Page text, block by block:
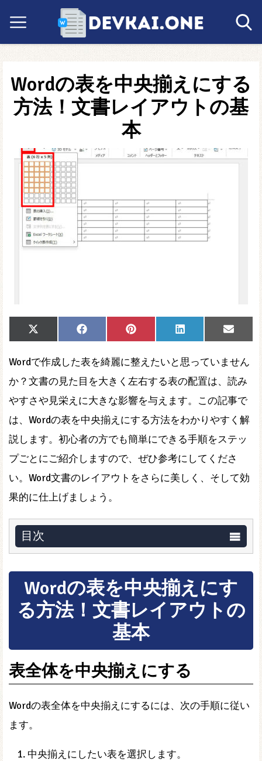
Wordの表を中央揃えにする
方法！文書レイアウトの基
本
Share
on
X
(Twitter)
Share
on
Facebook
Share
on
Pinterest
Share
on
LinkedIn
Share
on
Email
Wordで作成した表を綺麗に整えたいと思っていません
か？文書の見た目を大きく左右する表の配置は、読み
やすさや見栄えに大きな影響を与えます。この記事で
は、Wordの表を中央揃えにする方法をわかりやすく解
説します。初心者の方でも簡単にできる手順をステッ
プごとにご紹介しますので、ぜひ参考にしてくださ
い。Word文書のレイアウトをさらに美しく、そして効
果的に仕上げましょう。
目次
Wordの表を中央揃えにす
る方法！文書レイアウトの
基本
表全体を中央揃えにする
Wordの表全体を中央揃えにするには、次の手順に従い
ます。
中央揃えにしたい表を選択します。